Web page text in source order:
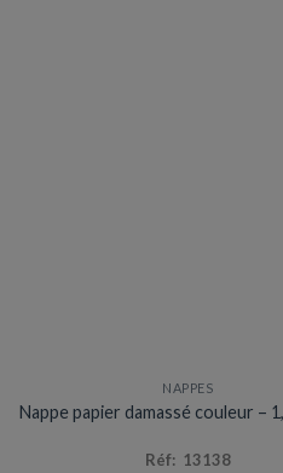
NAPPES
Nappe papier damassé couleur –
Réf: 13138